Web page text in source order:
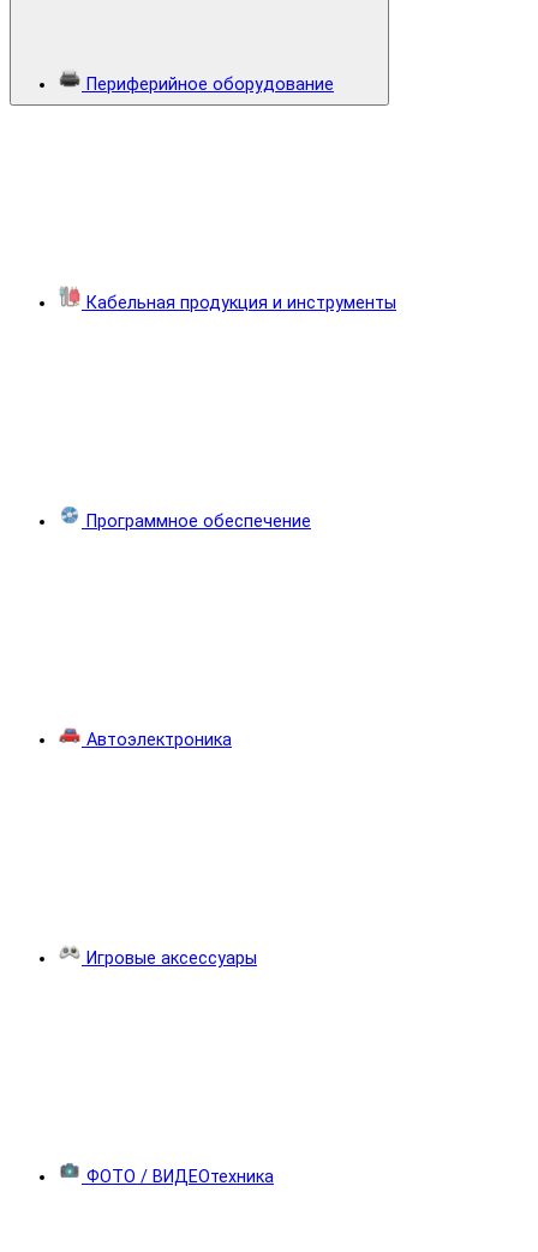
Периферийное оборудование
Кабельная продукция и инструменты
Программное обеспечение
Автоэлектроника
Игровые аксессуары
ФОТО / ВИДЕОтехника